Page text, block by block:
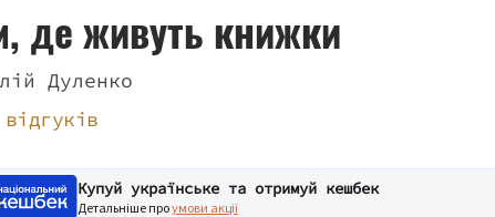
де живуть книжки
Дуленко
Купуй українське та отримуй кешбек
Детальніше проумови акції